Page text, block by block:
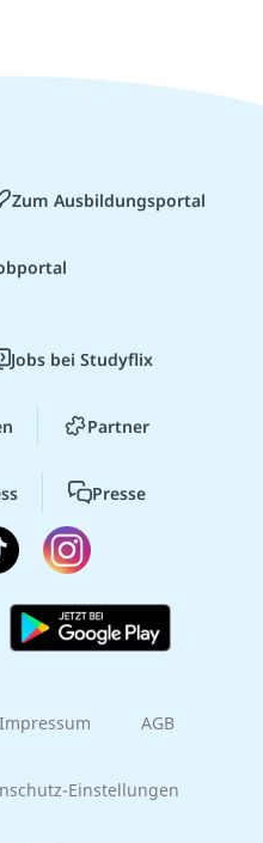
Zum Ausbildungsportal
Jobs bei Studyflix
Partner
Presse
Impressum AGB
Einstellungen